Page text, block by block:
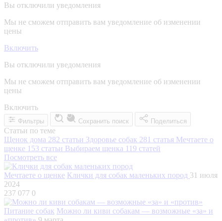
Вы отключили уведомления
Мы не сможем отправить вам уведомление об изменении
цены
Включить
Вы отключили уведомления
Мы не сможем отправить вам уведомление об изменении
цены
Включить
Фильтры Сохранить поиск Поделиться
Статьи по теме
Щенок дома 282 статьи Здоровье собак 281 статья Мечтаете о
щенке 153 статьи Выбираем щенка 119 статей
Посмотреть все
Мечтаете о щенке Клички для собак маленьких пород 31 июля
2024
237 077 0
Питание собак Можно ли киви собакам — возможные «за» и